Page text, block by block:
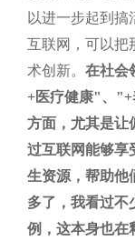
以进一步起到
互联网，可以把
术创新。 在社会
+医疗健康"、 "+
方面，尤其是让
过互联网能够享
生资源，帮助他
多了，我看过不
例，这本身也在